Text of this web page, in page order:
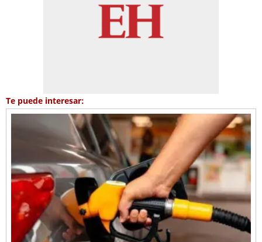
Te puede interesar: